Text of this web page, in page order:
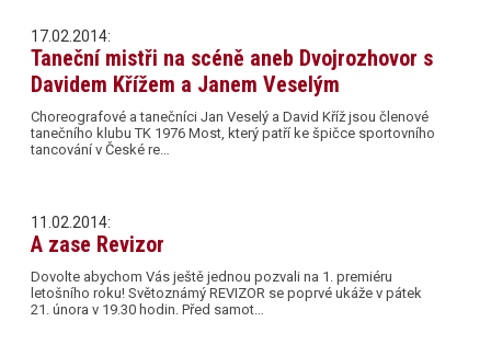
17.02.2014:
Taneční mistři na scéně aneb Dvojrozhovor s
Davidem Křížem a Janem Veselým
Choreografové a tanečníci Jan Veselý a David Kříž jsou členové
tanečního klubu TK 1976 Most, který patří ke špičce sportovního
tancování v České re…
11.02.2014:
A zase Revizor
Dovolte abychom Vás ještě jednou pozvali na 1. premiéru
letošního roku! Světoznámý REVIZOR se poprvé ukáže v pátek
21. února v 19.30 hodin. Před samot…